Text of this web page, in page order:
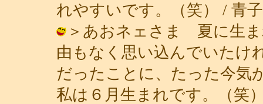
れやすいです。（笑） / 青
＞あおネェさま 夏に生ま
由もなく思い込んでいたけ
だったことに、たった今気
私は６月生まれです。（笑